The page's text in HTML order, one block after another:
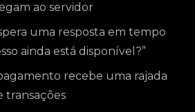
ao servidor
uma resposta em tempo
ainda está disponível?”
recebe uma rajada
transações